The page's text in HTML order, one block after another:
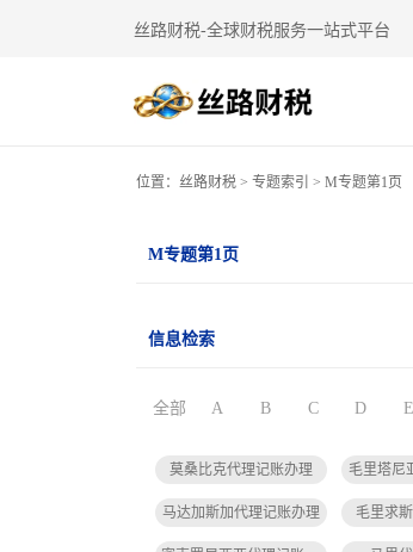
丝路财税-全球财税服务一站式平台
位置： 丝路财税 > 专题索引 > M专题第1页
M专题第1页
信息检索
全部 A B C D E
莫桑比克代理记账办理 毛里塔尼
马达加斯加代理记账办理 毛里求